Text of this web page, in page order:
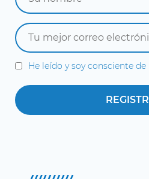
He leído y soy consciente de